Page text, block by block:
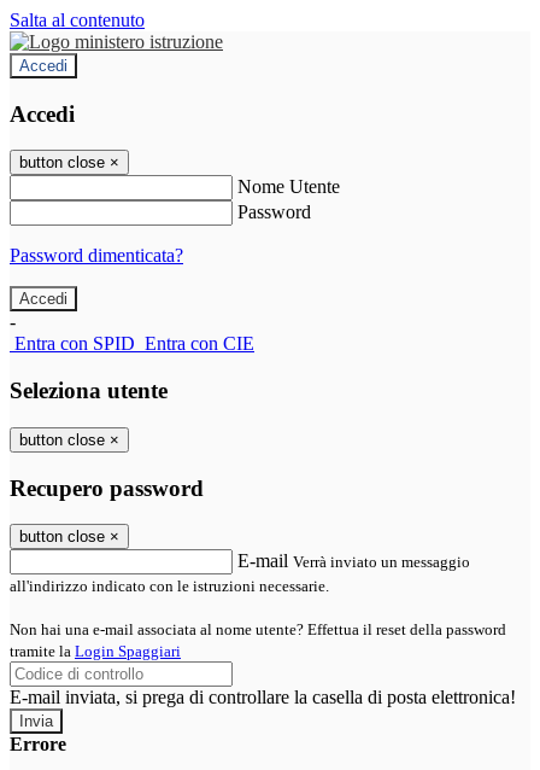
Salta al contenuto
Accedi
Accedi
button close ×
Nome Utente
Password
Password dimenticata?
-
Entra con SPID Entra con CIE
Seleziona utente
button close ×
Recupero password
button close ×
E-mail Verrà inviato un messaggio
all'indirizzo indicato con le istruzioni necessarie.
Non hai una e-mail associata al nome utente? Effettua il reset della password
tramite la Login Spaggiari
E-mail inviata, si prega di controllare la casella di posta elettronica!
Errore